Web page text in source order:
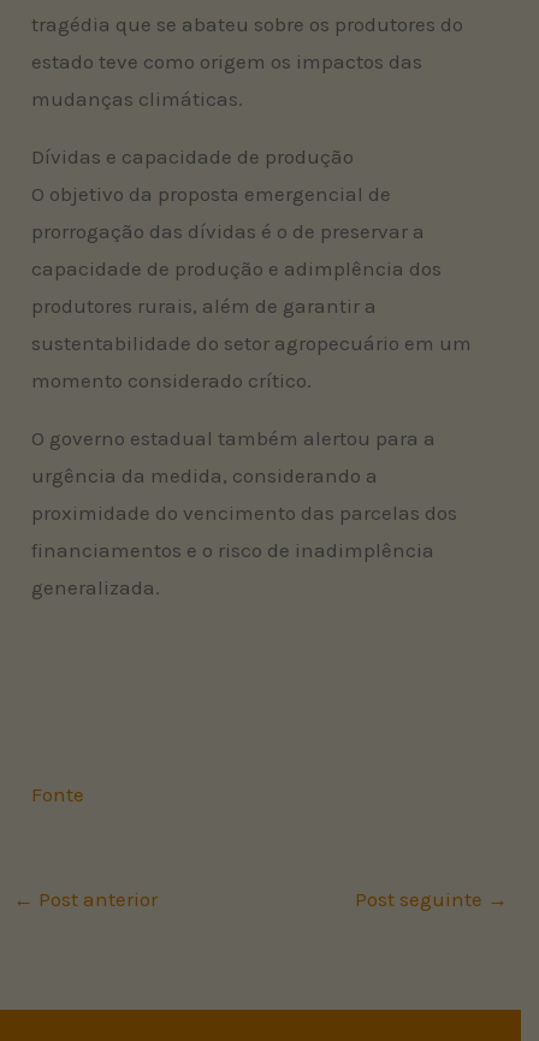
tragédia que se abateu sobre os produtores do
estado teve como origem os impactos das
mudanças climáticas.
Dívidas e capacidade de produção
O objetivo da proposta emergencial de
prorrogação das dívidas é o de preservar a
capacidade de produção e adimplência dos
produtores rurais, além de garantir a
sustentabilidade do setor agropecuário em um
momento considerado crítico.
O governo estadual também alertou para a
urgência da medida, considerando a
proximidade do vencimento das parcelas dos
financiamentos e o risco de inadimplência
generalizada.
Fonte
← Post anterior Post seguinte →